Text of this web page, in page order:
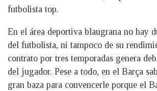
futbolista top.
En el área deportiva blaugrana no hay
del futbolista, ni tampoco de su
contrato por tres temporadas genera
del jugador. Pese a todo, en el Barça
gran baza para convencerle porque el